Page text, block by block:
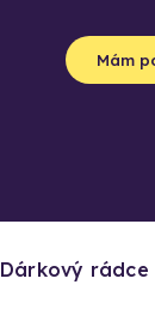
Mám
Dárkový rádce